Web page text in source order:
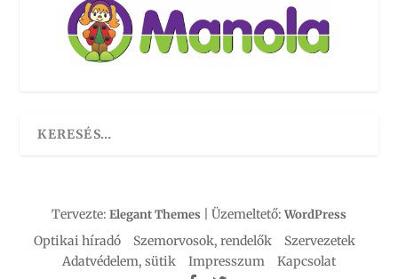
Tervezte: Elegant Themes | Üzemeltető: WordPress
Optikai híradó Szemorvosok, rendelők
Szervezetek
Adatvédelem, sütik
Impresszum Kapcsolat